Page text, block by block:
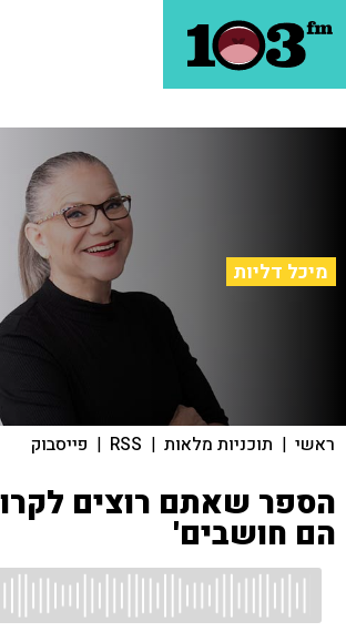
מיכל דליות
ראשי | תוכניות מלאות |
RSS
| פייסבוק
הספר שאתם רוצים
הם חושבים'